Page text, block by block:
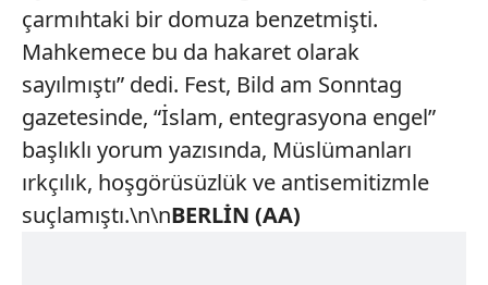
çarmıhtaki bir domuza benzetmişti.
Mahkemece bu da hakaret olarak
sayılmıştı” dedi. Fest, Bild am Sonntag
gazetesinde, “İslam, entegrasyona engel”
başlıklı yorum yazısında, Müslümanları
ırkçılık, hoşgörüsüzlük ve antisemitizmle
suçlamıştı.\n\nBERLİN (AA)